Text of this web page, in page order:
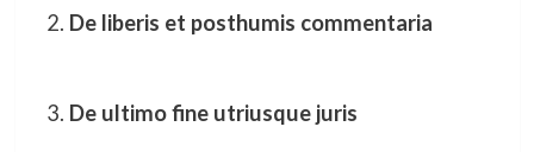
De liberis et posthumis commentaria
De ultimo fine utriusque juris